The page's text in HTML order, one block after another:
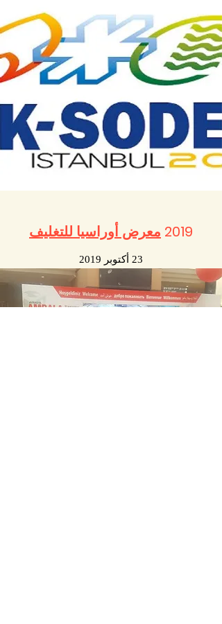
2019 معرض أوراسيا للتغليف
23 أكتوبر 2019